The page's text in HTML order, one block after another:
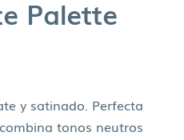
Palette
y satinado. Perfecta
tonos neutros